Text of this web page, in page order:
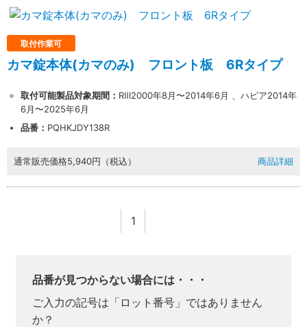
取付作業可
カマ錠本体(カマのみ) フロント板 6Rタイプ
取付可能製品対象期間： RⅢ2000年8月〜2014年6月 、ハピア2014年
6月〜2025年6月
品番： PQHKJDY138R
通常販売価格5,940円（税込） 商品詳細
1
品番が見つからない場合には・・・
ご入力の記号は「ロット番号」ではありません
か？
業者様向け商品とは